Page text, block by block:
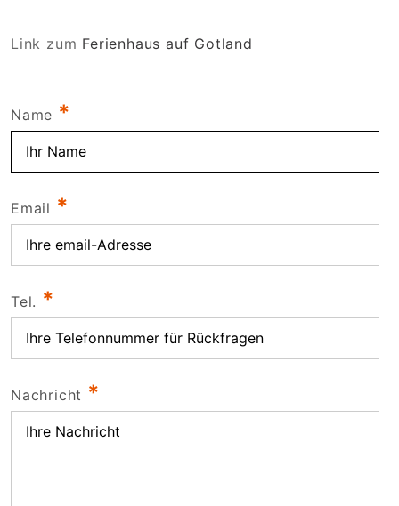
Link zum Ferienhaus auf Gotland
Name *
Email *
Tel. *
Nachricht *